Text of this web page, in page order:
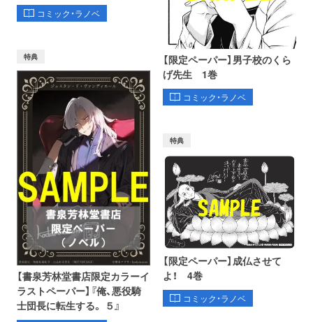
コミック・ラノベ
【限定ペーパー】男子校のくら
げ先生 1巻
コミック・ラノベ
特典
【書泉芳林堂書店限定カラーイ
ラストペーパー】『俺、悪役騎
士団長に転生する。 ５』
特典
【限定ペーパー】成仏させて
よ！ 4巻
コミック・ラノベ